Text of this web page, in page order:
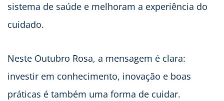
sistema de saúde e melhoram a experiência do
cuidado.
Neste Outubro Rosa, a mensagem é clara:
investir em conhecimento, inovação e boas
práticas é também uma forma de cuidar.